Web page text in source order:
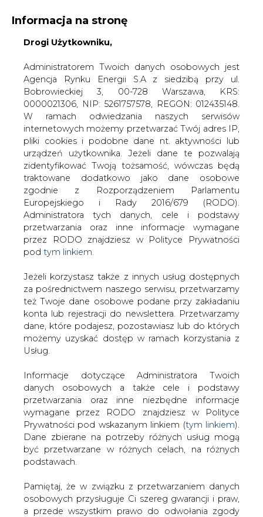
KONTAKT:
WYDAWCA PORTALU:
WYSOKI KONTRAST WIELKOŚĆ TEKSTU A A
ZALOGUJ SIĘ
WŁĄCZ CIRE.TV
Informacja na stronę
Drogi Użytkowniku,
Administratorem Twoich danych osobowych jest
Agencja Rynku Energii S.A z siedzibą przy ul.
Bobrowieckiej 3, 00-728 Warszawa, KRS:
0000021306, NIP: 5261757578, REGON: 012435148.
W ramach odwiedzania naszych serwisów
internetowych możemy przetwarzać Twój adres IP,
pliki cookies i podobne dane nt. aktywności lub
urządzeń użytkownika. Jeżeli dane te pozwalają
zidentyfikować Twoją tożsamość, wówczas będą
traktowane dodatkowo jako dane osobowe
zgodnie z Rozporządzeniem Parlamentu
Europejskiego i Rady 2016/679 (RODO).
Administratora tych danych, cele i podstawy
przetwarzania oraz inne informacje wymagane
przez RODO znajdziesz w Polityce Prywatności
pod tym linkiem.
Jeżeli korzystasz także z innych usług dostępnych
za pośrednictwem naszego serwisu, przetwarzamy
też Twoje dane osobowe podane przy zakładaniu
konta lub rejestracji do newslettera. Przetwarzamy
dane, które podajesz, pozostawiasz lub do których
możemy uzyskać dostęp w ramach korzystania z
Usług.
Informacje dotyczące Administratora Twoich
danych osobowych a także cele i podstawy
przetwarzania oraz inne niezbędne informacje
wymagane przez RODO znajdziesz w Polityce
Prywatności pod wskazanym linkiem (tym linkiem).
Dane zbierane na potrzeby różnych usług mogą
być przetwarzane w różnych celach, na różnych
podstawach.
Pamiętaj, że w związku z przetwarzaniem danych
osobowych przysługuje Ci szereg gwarancji i praw,
a przede wszystkim prawo do odwołania zgody
Strona główna
GOSPODARKA I
PRZEMYSŁ
Transformacja energetyczna - liczba i
wartość inwestycji rosną
2022-08-09 17:00
drukuj
skomentuj
udostępnij: